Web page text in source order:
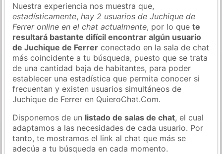
Nuestra experiencia nos muestra que,
estadísticamente,hay 2 usuarios de Juchique de
Ferrer online en el chat actualmente, por lo quete
resultará bastante difícil encontrar algún usuario
de Juchique de Ferrer conectado en la sala de chat
más coincidente a tu búsqueda, puesto que se trata
de una cantidad baja de habitantes, para poder
establecer una estadística que permita conocer si
frecuentan y existen usuarios simultáneos de
Juchique de Ferrer en QuieroChat.Com.
Disponemos de un listado de salas de chat, el cual
adaptamos a las necesidades de cada usuario. Por
tanto, te mostramos el link al chat que más se
adecúa a tu búsqueda en cada momento.